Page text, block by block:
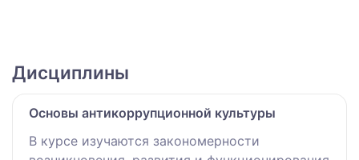
Дисциплины
Основы антикоррупционной культуры
В курсе изучаются закономерности